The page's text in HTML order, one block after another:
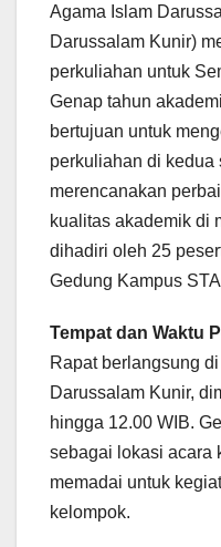
Agama Islam
Darussalam Kunir)
perkuliahan untuk
Genap tahun
bertujuan untuk
perkuliahan di kedua
merencanakan
kualitas akademik di
dihadiri oleh 25
Gedung Kampus
Tempat dan Waktu
Rapat berlangsung
Darussalam Kunir,
hingga 12.00 WIB.
sebagai lokasi acara
memadai untuk
kelompok.